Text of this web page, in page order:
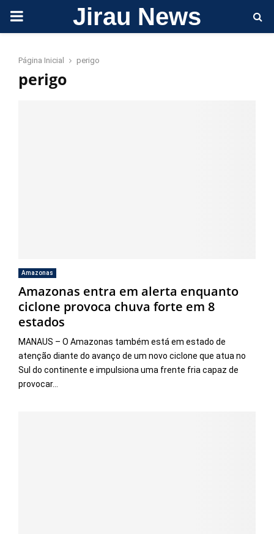
PRIMARY Jirau News
Página Inicial perigo
perigo
Amazonas
Amazonas entra em alerta enquanto
ciclone provoca chuva forte em 8
estados
MANAUS – O Amazonas também está em estado de
atenção diante do avanço de um novo ciclone que atua no
Sul do continente e impulsiona uma frente fria capaz de
provocar...